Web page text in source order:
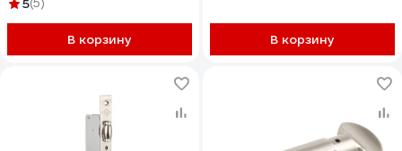
5(5)
В корзину В корзину